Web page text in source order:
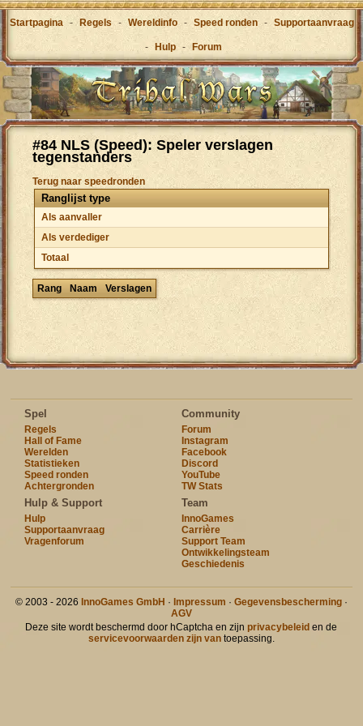
Startpagina - Regels - Wereldinfo - Speed ronden - Supportaanvraag
- Hulp - Forum
#84 NLS (Speed): Speler verslagen
tegenstanders
Terug naar speedronden
Ranglijst type
Als aanvaller
Als verdediger
Totaal
Rang Naam Verslagen
Spel
Regels
Hall of Fame
Werelden
Statistieken
Speed ronden
Achtergronden
Community
Forum
Instagram
Facebook
Discord
YouTube
TW Stats
Hulp & Support
Hulp
Supportaanvraag
Vragenforum
Team
InnoGames
Carrière
Support Team
Ontwikkelingsteam
Geschiedenis
© 2003 - 2026 InnoGames GmbH · Impressum · Gegevensbescherming·
AGV
Deze site wordt beschermd door hCaptcha en zijnprivacybeleid en de
servicevoorwaarden zijn vantoepassing.